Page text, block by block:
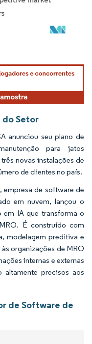
conforme CC BY 4.0.
do Setor
anunciou seu plano de
para jatos
novas instalações de
de clientes no país.
empresa de software de
em nuvem, lançou o
em IA que transforma o
É construído com
modelagem preditiva e
organizações de MRO
internas e externas
altamente precisos aos
de Software de